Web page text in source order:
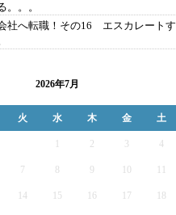
。。。
社へ転職！その16 エスカレートす
2026年7月
火 水 木 金 土
2 3 4
7 9
14 15 16 17